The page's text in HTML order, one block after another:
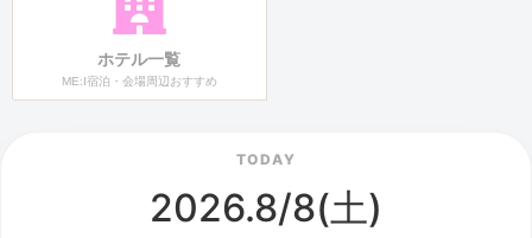
ホテル一覧
ME:I宿泊・会場周辺おすすめ
TODAY
2026.8/8(土)